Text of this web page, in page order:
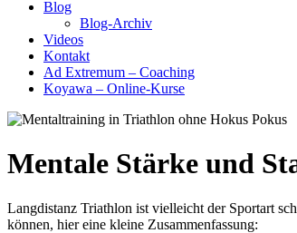
Blog
Blog-Archiv
Videos
Kontakt
Ad Extremum – Coaching
Koyawa – Online-Kurse
Mentale Stärke und
Langdistanz Triathlon ist vielleicht der Sportart
können, hier eine kleine Zusammenfassung: